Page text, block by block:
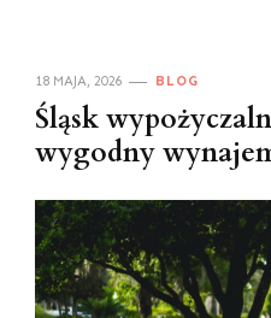
18 MAJA, 2026 BLOG
Śląsk
wygodny